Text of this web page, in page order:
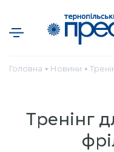
Головна ● Новини ●
Тренінг